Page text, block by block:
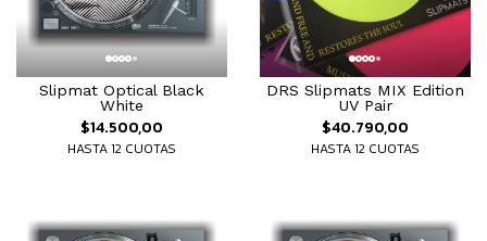
Slipmat Optical Black
White
$14.500,00
HASTA 12 CUOTAS
DRS Slipmats MIX Edition
UV Pair
$40.790,00
HASTA 12 CUOTAS